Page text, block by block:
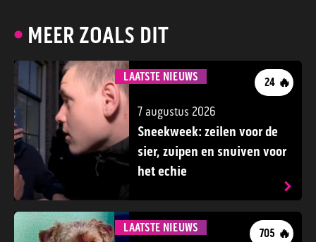
MEER ZOALS DIT
LAATSTE NIEUWS 24 🔥
7 augustus 2026
Sneekweek: zeilen voor de
sier, zuipen en snuiven voor
het echie
LAATSTE NIEUWS 705 🔥